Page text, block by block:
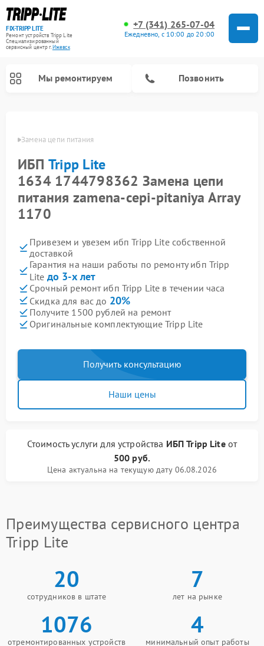
FIX-TRIPP LITE
Ремонт устройств Tripp Lite
Специализированный
cервисный центр г.Ижевск
+7 (341) 265-07-04
Ежедневно, с 10:00 до 20:00
Мы ремонтируем Позвонить
Lite Замена цепи питания
ИБП Tripp Lite
1634 1744798362 Замена цепи
питания zamena-cepi-pitaniya Array
1170
Привезем и увезем ибп Tripp Lite собственной
доставкой
Гарантия на наши работы по ремонту ибп Tripp
Lite до 3-х лет
Срочный ремонт ибп Tripp Lite в течении часа
Скидка для вас до 20%
Получите 1500 рублей на ремонт
Оригинальные комплектующие Tripp Lite
Получить консультацию
Наши цены
Стоимость услуги для устройства ИБП Tripp Liteот
500 руб.
Цена актуальна на текущую дату 06.08.2026
Преимущества сервисного центра
Tripp Lite
20
сотрудников в штате
7
лет на рынке
1076
отремонтированных устройств
4
минимальный опыт работы